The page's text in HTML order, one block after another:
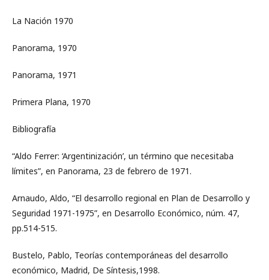
La Nación 1970
Panorama, 1970
Panorama, 1971
Primera Plana, 1970
Bibliografía
“Aldo Ferrer: ‘Argentinización’, un término que necesitaba
límites”, en Panorama, 23 de febrero de 1971.
Arnaudo, Aldo, “El desarrollo regional en Plan de Desarrollo y
Seguridad 1971-1975”, en Desarrollo Económico, núm. 47,
pp.514-515.
Bustelo, Pablo, Teorías contemporáneas del desarrollo
económico, Madrid, De Síntesis,1998.